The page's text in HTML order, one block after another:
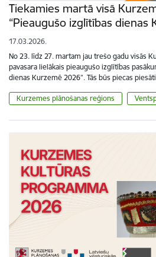
Tiekamies martā visā
“Pieaugušo izglītības dienas
17.03.2026.
No 23. līdz 27. martam jau trešo gadu visās
pavasara lielākais pieaugušo izglītības
dienas Kurzemē 2026”. Tās būs piecas
Kurzemes plānošanas reģions